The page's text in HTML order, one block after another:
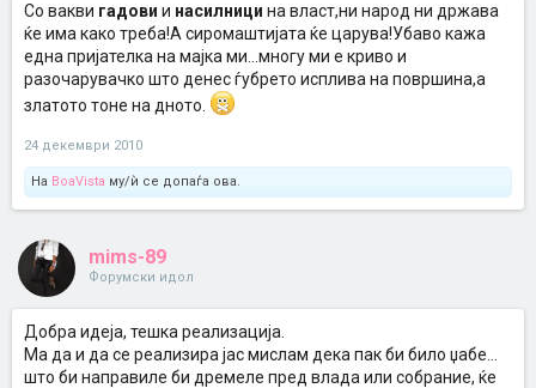
Со вакви гадови и насилници на власт,ни народ ни држава
ќе има како треба!А сиромаштијата ќе царува!Убаво кажа
една пријателка на мајка ми...многу ми е криво и
разочарувачко што денес ѓубрето исплива на површина,а
златото тоне на дното.
24 декември 2010
На BoaVista му/ѝ се допаѓа ова.
mims-89
Форумски идол
Добра идеја, тешка реализација.
Ма да и да се реализира јас мислам дека пак би било џабе...
што би направиле би дремеле пред влада или собрание, ќе